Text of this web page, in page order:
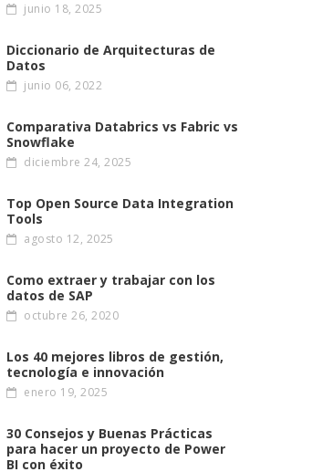
junio 18, 2025
Diccionario de Arquitecturas de
Datos
junio 06, 2022
Comparativa Databrics vs Fabric vs
Snowflake
diciembre 24, 2025
Top Open Source Data Integration
Tools
agosto 12, 2025
Como extraer y trabajar con los
datos de SAP
octubre 26, 2020
Los 40 mejores libros de gestión,
tecnología e innovación
enero 19, 2025
30 Consejos y Buenas Prácticas
para hacer un proyecto de Power
BI con éxito